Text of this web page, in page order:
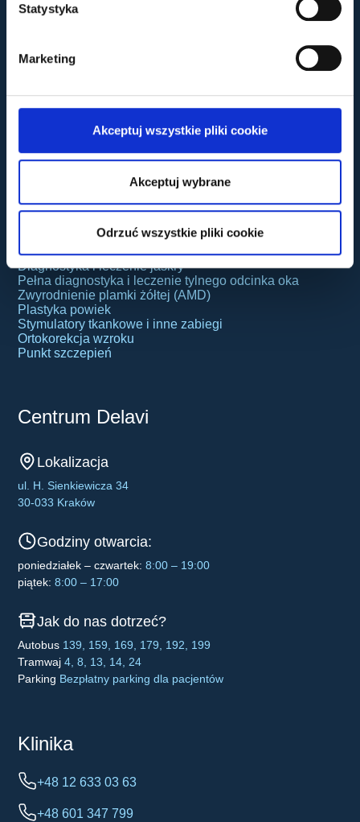
Statystyka
Marketing
Akceptuj wszystkie pliki cookie
Akceptuj wybrane
Odrzuć wszystkie pliki cookie
Dla pacjenta
Dokumentacja medyczna
Standardy ochrony małoletnich
Polityka prywatności
Monitoring wizyjny zgodny z RODO
Usługi
Laserowa korekcja wzroku
Usuwanie zaćmy
Diagnostyka i leczenie jaskry
Pełna diagnostyka i leczenie tylnego odcinka oka
Zwyrodnienie plamki żółtej (AMD)
Plastyka powiek
Stymulatory tkankowe i inne zabiegi
Ortokorekcja wzroku
Punkt szczepień
Centrum Delavi
Lokalizacja
ul. H. Sienkiewicza 34
30-033 Kraków
Godziny otwarcia:
poniedziałek – czwartek: 8:00 – 19:00
piątek: 8:00 – 17:00
Jak do nas dotrzeć?
Autobus 139, 159, 169, 179, 192, 199
Tramwaj 4, 8, 13, 14, 24
Parking Bezpłatny parking dla pacjentów
Klinika
+48 12 633 03 63
+48 601 347 799